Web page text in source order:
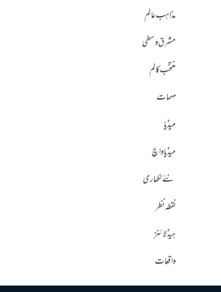
مذاہب عالم
مشرق وسطی
منتخب کالم
مہمات
میڈیا
میڈیا واچ
نئے لکھاری
نقطہ نظر
ہیڈلائنز
واقعات